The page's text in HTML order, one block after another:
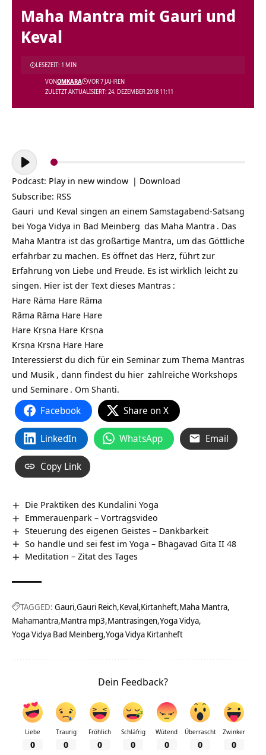
Maha Mantra mit Gauri und
Keval
ZULETZT AKTUALISIERT: 24. DEZEMBER 2018 11:11
VONOMKARA VOR 7 JAHREN
LESEZEIT: 1 MIN
Audio-
Player
Podcast: Play in new window | Download
Subscribe: RSS
Gauri und Keval singen an einem Samstagabend-Satsang
bei Yoga Vidya in Bad Meinberg das Maha Mantra . Das
Maha Mantra ist das großartige Mantra, um das Göttliche
erfahrbar zu machen. Es öffnet das Herz, führt zur
Erfahrung von Liebe und Freude. Es ist wirklich leicht zu
singen. Hier ist der Text dieses Mantras :
Hare Rāma Hare Rāma
Rāma Rāma Hare Hare
Hare Kṛṣṇa Hare Kṛṣṇa
Kṛṣṇa Kṛṣṇa Hare Hare
Interessierst du dich für ein Seminar zum Thema Mantras
und Musik , dann findest du hier zahlreiche Workshops
und Seminare . Om Shanti.
Facebook Share on X
LinkedIn WhatsApp Email
Copy Link
Die Praktiken des Kundalini Yoga
Emmerauenpark‏‎ – Vortragsvideo
Steuerung des eigenen Geistes – Dankbarkeit
So handle und sei fest im Yoga – Bhagavad Gita II 48
Meditation – Zitat des Tages
TAGGED: Gauri Gauri Reich Keval Kirtanheft Maha Mantra
Mahamantra Mantra mp3 Mantrasingen Yoga Vidya
Yoga Vidya Bad Meinberg Yoga Vidya Kirtanheft
Dein Feedback?
Liebe
0
Traurig
0
Fröhlich
0
Schläfrig
0
Wütend
0
Überrascht
0
Zwinker
0